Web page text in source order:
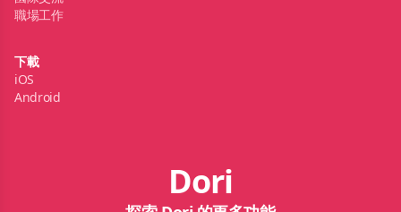
職場工作
下載
iOS
Android
Dori